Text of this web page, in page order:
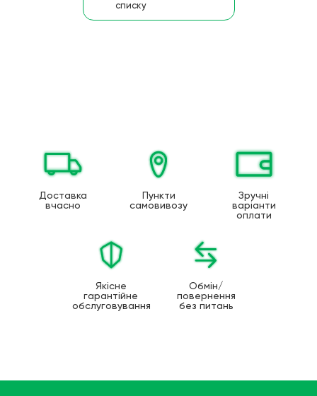
списку
Доставка
вчасно
Пункти
самовивозу
Зручні
варіанти
оплати
Якісне
гарантійне
обслуговування
Обмін/
повернення
без питань